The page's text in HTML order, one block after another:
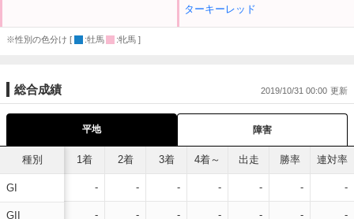
ターキーレッド
※性別の色分け [ :牡馬 :牝馬 ]
総合成績 2019/10/31 00:00
平地 障害
種別
GI
GII
1着 2着 3着 4着～ 出走 勝率 連対率
- - - - - - -
- - - - - - -